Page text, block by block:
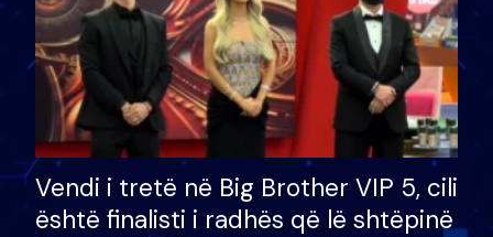
Vendi i tretë në Big Brother VIP 5, cili
është finalisti i radhës që lë shtëpinë